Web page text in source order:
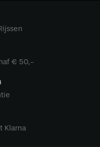
€ 50,-
Klarna